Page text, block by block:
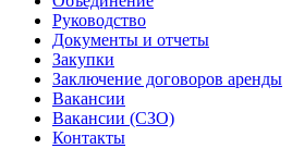
Руководство
Документы и отчеты
Закупки
Заключение договоров аренды
Вакансии
Вакансии (СЗО)
Контакты